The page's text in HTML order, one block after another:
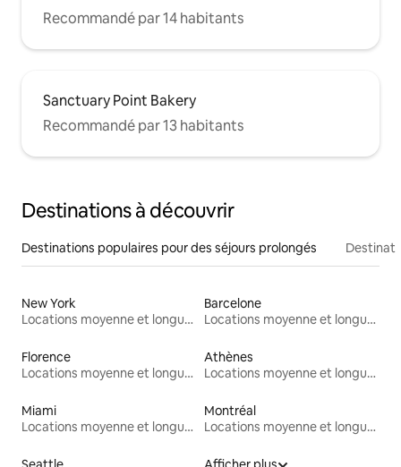
Recommandé par 14 habitants
Sanctuary Point Bakery
Recommandé par 13 habitants
Destinations à découvrir
Destinations populaires pour des séjours prolongés
New York
Locations moyenne et longue durée
Barcelone
Locations moyenne et longue durée
Florence
Locations moyenne et longue durée
Athènes
Locations moyenne et longue durée
Miami
Locations moyenne et longue durée
Montréal
Locations moyenne et longue durée